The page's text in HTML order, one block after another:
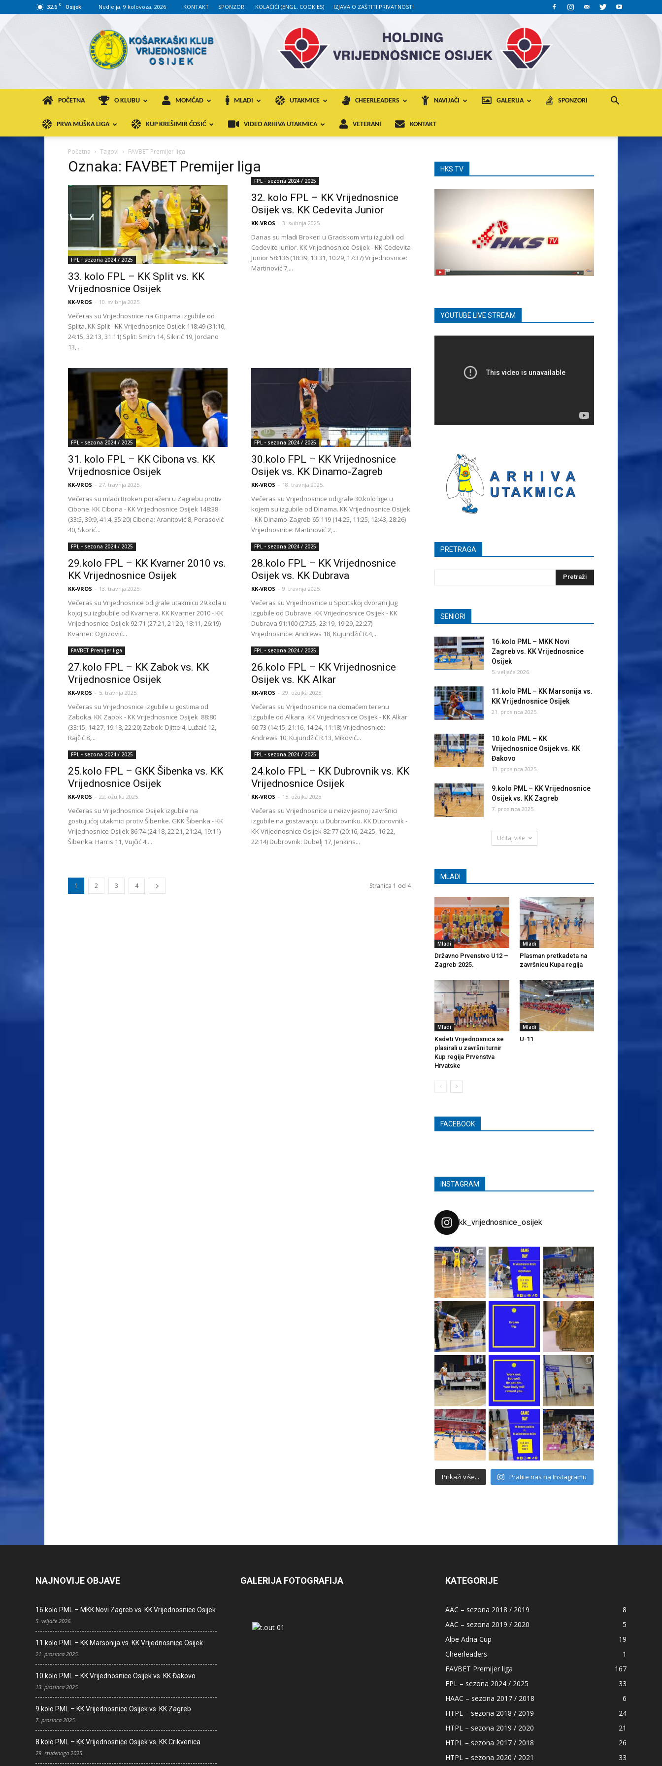
32.6 C Osijek Nedjelja, 9 kolovoza, 2026 KONTAKT SPONZORI KOLAČIĆI (ENGL. COOKIES) IZJAVA O ZAŠTITI PRIVATNOSTI
KK
VROS
POČETNA O KLUBU MOMČAD MLADI UTAKMICE CHEERLEADERS NAVIJAČI GALERIJA SPONZORI
PRVA MUŠKA LIGA KUP KREŠIMIR ĆOSIĆ VIDEO ARHIVA UTAKMICA VETERANI KONTAKT
Početna Tagovi FAVBET Premijer liga
Oznaka: FAVBET Premijer liga
FPL - sezona 2024 / 2025
33. kolo FPL – KK Split vs. KK
Vrijednosnice Osijek
KK-VROS - 10. svibnja 2025.
Večeras su Vrijednosnice na Gripama izgubile od
Splita. KK Split - KK Vrijednosnice Osijek 118:49 (31:10,
24:15, 32:13, 31:11) Split: Smith 14, Sikirić 19, Jordano
13,...
FPL - sezona 2024 / 2025
32. kolo FPL – KK Vrijednosnice
Osijek vs. KK Cedevita Junior
KK-VROS - 3. svibnja 2025.
Danas su mladi Brokeri u Gradskom vrtu izgubili od
Cedevite Junior. KK Vrijednosnice Osijek - KK Cedevita
Junior 58:136 (18:39, 13:31, 10:29, 17:37) Vrijednosnice:
Martinović 7,...
FPL - sezona 2024 / 2025
31. kolo FPL – KK Cibona vs. KK
Vrijednosnice Osijek
KK-VROS - 27. travnja 2025.
Večeras su mladi Brokeri poraženi u Zagrebu protiv
Cibone. KK Cibona - KK Vrijednosnice Osijek 148:38
(33:5, 39:9, 41:4, 35:20) Cibona: Aranitović 8, Perasović
40, Skorić...
FPL - sezona 2024 / 2025
30.kolo FPL – KK Vrijednosnice
Osijek vs. KK Dinamo-Zagreb
KK-VROS - 18. travnja 2025.
Večeras su Vrijednosnice odigrale 30.kolo lige u
kojem su izgubile od Dinama. KK Vrijednosnice Osijek
- KK Dinamo-Zagreb 65:119 (14:25, 11:25, 12:43, 28:26)
Vrijednosnice: Martinović 2,...
FPL - sezona 2024 / 2025
29.kolo FPL – KK Kvarner 2010 vs.
KK Vrijednosnice Osijek
KK-VROS - 13. travnja 2025.
Večeras su Vrijednosnice odigrale utakmicu 29.kola u
kojoj su izgbubile od Kvarnera. KK Kvarner 2010 - KK
Vrijednosnice Osijek 92:71 (27:21, 21:20, 18:11, 26:19)
Kvarner: Ogrizović...
FPL - sezona 2024 / 2025
28.kolo FPL – KK Vrijednosnice
Osijek vs. KK Dubrava
KK-VROS - 9. travnja 2025.
Večeras su Vrijednosnice u Sportskoj dvorani Jug
izgubile od Dubrave. KK Vrijednosnice Osijek - KK
Dubrava 91:100 (27:25, 23:19, 19:29, 22:27)
Vrijednosnice: Andrews 18, Kujundžić R.4,...
FAVBET Premijer liga
27.kolo FPL – KK Zabok vs. KK
Vrijednosnice Osijek
KK-VROS - 5. travnja 2025.
Večeras su Vrijednosnice izgubile u gostima od
Zaboka. KK Zabok - KK Vrijednosnice Osijek 88:80
(33:15, 14:27, 19:18, 22:20) Zabok: Djitte 4, Lužaić 12,
Rajčić 8,...
FPL - sezona 2024 / 2025
26.kolo FPL – KK Vrijednosnice
Osijek vs. KK Alkar
KK-VROS - 29. ožujka 2025.
Večeras su Vrijednosnice na domaćem terenu
izgubile od Alkara. KK Vrijednosnice Osijek - KK Alkar
60:73 (14:15, 21:16, 14:24, 11:18) Vrijednosnice:
Andrews 10, Kujundžić R.13, Miković...
FPL - sezona 2024 / 2025
25.kolo FPL – GKK Šibenka vs. KK
Vrijednosnice Osijek
KK-VROS - 22. ožujka 2025.
Večeras su Vrijednosnice Osijek izgubile na
gostujućoj utakmici protiv Šibenke. GKK Šibenka - KK
Vrijednosnice Osijek 86:74 (24:18, 22:21, 21:24, 19:11)
Šibenka: Harris 11, Vujčić 4,...
FPL - sezona 2024 / 2025
24.kolo FPL – KK Dubrovnik vs. KK
Vrijednosnice Osijek
KK-VROS - 15. ožujka 2025.
Večeras su Vrijednosnice u neizvijesnoj završnici
izgubile na gostavanju u Dubrovniku. KK Dubrovnik -
KK Vrijednosnice Osijek 82:77 (20:16, 24:25, 16:22,
22:14) Dubrovnik: Dubelj 17, Jenkins...
1 2 3 4 Stranica 1 od 4
HKS TV
YOUTUBE LIVE STREAM
PRETRAGA
SENIORI
16.kolo PML – MKK Novi
Zagreb vs. KK Vrijednosnice
Osijek
5. veljače 2026.
11.kolo PML – KK Marsonija vs.
KK Vrijednosnice Osijek
21. prosinca 2025.
10.kolo PML – KK
Vrijednosnice Osijek vs. KK
Đakovo
13. prosinca 2025.
9.kolo PML – KK Vrijednosnice
Osijek vs. KK Zagreb
7. prosinca 2025.
Učitaj više
MLADI
Mladi
Državno Prvenstvo U12 –
Zagreb 2025.
Mladi
Plasman pretkadeta na
završnicu Kupa regija
Mladi
Kadeti Vrijednosnica se
plasirali u završni turnir
Kup regija Prvenstva
Hrvatske
Mladi
U-11
FACEBOOK
INSTAGRAM
kk_vrijednosnice_osijek
Prikaži više... Pratite nas na Instagramu
NAJNOVIJE OBJAVE
16.kolo PML – MKK Novi Zagreb vs. KK Vrijednosnice Osijek
5. veljače 2026.
11.kolo PML – KK Marsonija vs. KK Vrijednosnice Osijek
21. prosinca 2025.
10.kolo PML – KK Vrijednosnice Osijek vs. KK Đakovo
13. prosinca 2025.
9.kolo PML – KK Vrijednosnice Osijek vs. KK Zagreb
7. prosinca 2025.
8.kolo PML – KK Vrijednosnice Osijek vs. KK Crikvenica
29. studenoga 2025.
GALERIJA FOTOGRAFIJA KATEGORIJE
AAC – sezona 2018 / 2019
8
AAC – sezona 2019 / 2020
5
Alpe Adria Cup
19
Cheerleaders
1
FAVBET Premijer liga
167
FPL – sezona 2024 / 2025
33
HAAC – sezona 2017 / 2018
6
HTPL – sezona 2018 / 2019
24
HTPL – sezona 2019 / 2020
21
HTPL – sezona 2017 / 2018
26
HTPL – sezona 2020 / 2021
33